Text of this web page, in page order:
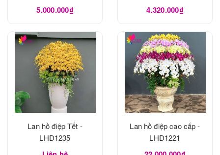
5.000.000₫ 4.320.000₫
Lan hồ điệp Tết -
LHD1235
Lan hồ điệp cao cấp -
LHD1221